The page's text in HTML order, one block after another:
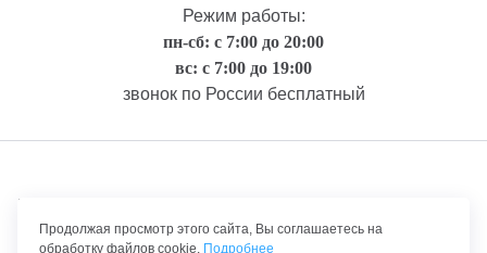
Режим работы:
пн-сб: с 7:00 до 20:00
вс: с 7:00 до 19:00
звонок по России бесплатный
Правовая информация
Продолжая просмотр этого сайта, Вы соглашаетесь на
обработку файлов cookie. Подробнее